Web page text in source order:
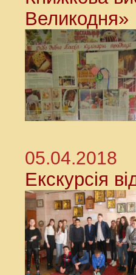
Великодня»
05.04.2018
Екскурсія